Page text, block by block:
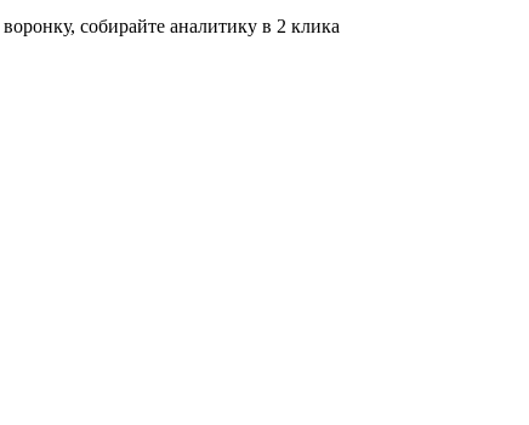
собирайте аналитику в 2 клика